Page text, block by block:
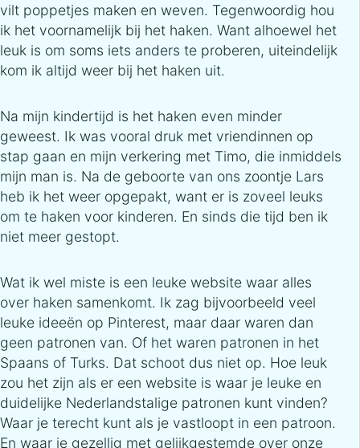
vilt poppetjes maken en weven. Tegenwoordig hou
ik het voornamelijk bij het haken. Want alhoewel het
leuk is om soms iets anders te proberen, uiteindelijk
kom ik altijd weer bij het haken uit.
Na mijn kindertijd is het haken even minder
geweest. Ik was vooral druk met vriendinnen op
stap gaan en mijn verkering met Timo, die inmiddels
mijn man is. Na de geboorte van ons zoontje Lars
heb ik het weer opgepakt, want er is zoveel leuks
om te haken voor kinderen. En sinds die tijd ben ik
niet meer gestopt.
Wat ik wel miste is een leuke website waar alles
over haken samenkomt. Ik zag bijvoorbeeld veel
leuke ideeën op Pinterest, maar daar waren dan
geen patronen van. Of het waren patronen in het
Spaans of Turks. Dat schoot dus niet op. Hoe leuk
zou het zijn als er een website is waar je leuke en
duidelijke Nederlandstalige patronen kunt vinden?
Waar je terecht kunt als je vastloopt in een patroon.
En waar je gezellig met gelijkgestemde over onze